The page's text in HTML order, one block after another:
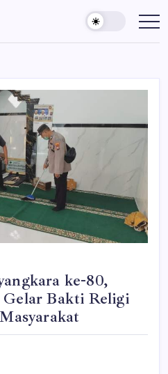
ke-80,
Gelar Bakti Religi